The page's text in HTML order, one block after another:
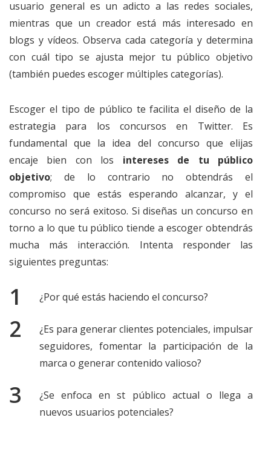
usuario general es un adicto a las redes sociales,
mientras que un creador está más interesado en
blogs y vídeos. Observa cada categoría y determina
con cuál tipo se ajusta mejor tu público objetivo
(también puedes escoger múltiples categorías).
Escoger el tipo de público te facilita el diseño de la
estrategia para los concursos en Twitter. Es
fundamental que la idea del concurso que elijas
encaje bien con los intereses de tu público
objetivo; de lo contrario no obtendrás el
compromiso que estás esperando alcanzar, y el
concurso no será exitoso. Si diseñas un concurso en
torno a lo que tu público tiende a escoger obtendrás
mucha más interacción. Intenta responder las
siguientes preguntas:
¿Por qué estás haciendo el concurso?
¿Es para generar clientes potenciales, impulsar
seguidores, fomentar la participación de la
marca o generar contenido valioso?
¿Se enfoca en st público actual o llega a
nuevos usuarios potenciales?